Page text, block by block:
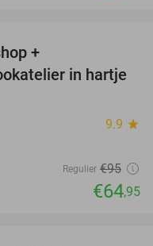
+
in hartje
9.9 star
Regulier €95
€64,95